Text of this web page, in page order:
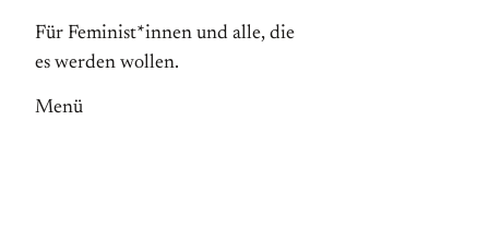
Für Feminist*innen und alle, die
es werden wollen.
Menü